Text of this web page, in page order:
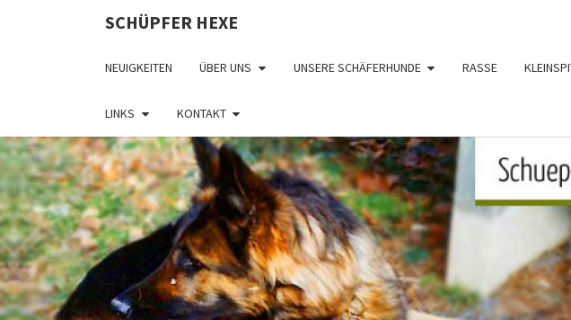
SCHÜPFER HEXE
NEUIGKEITEN ÜBER UNS UNSERE SCHÄFERHUNDE RASSE
LINKS KONTAKT